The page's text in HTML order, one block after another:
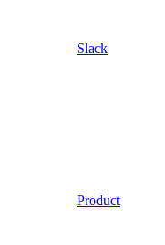
Slack
Product